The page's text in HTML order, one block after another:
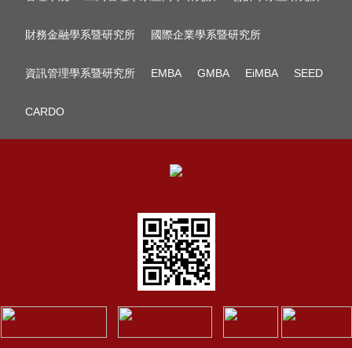
財務金融學系暨研究所 國際企業學系暨研究所
資訊管理學系暨研究所 EMBA GMBA EiMBA SEED
CARDO